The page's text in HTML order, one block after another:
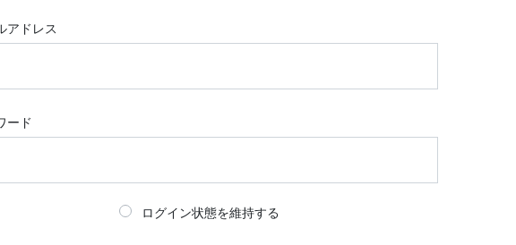
アドレス
ード
ログイン状態を維持する